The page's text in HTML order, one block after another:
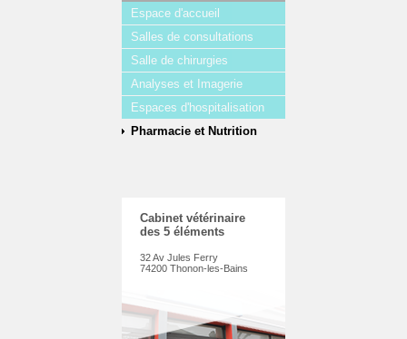
Espace d'accueil
Salles de consultations
Salle de chirurgies
Analyses et Imagerie
Espaces d'hospitalisation
Pharmacie et Nutrition
Cabinet vétérinaire
des 5 éléments
32 Av Jules Ferry
74200 Thonon-les-Bains